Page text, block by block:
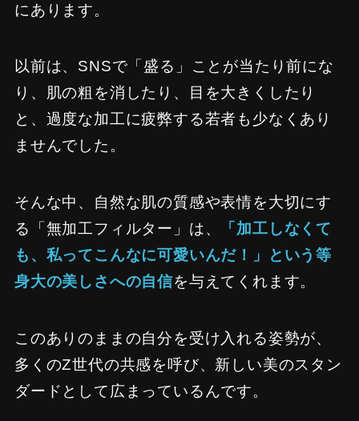
にあります。
以前は、SNSで「盛る」ことが当たり前にな
り、肌の粗を消したり、目を大きくしたり
と、過度な加工に疲弊する若者も少なくあり
ませんでした。
そんな中、自然な肌の質感や表情を大切にす
る「無加工フィルター」は、
「加工しなくて
も、私ってこんなに可愛いんだ！」という等
身大の美しさへの自信を与えてくれます。
このありのままの自分を受け入れる姿勢が、
多くのZ世代の共感を呼び、新しい美のスタン
ダードとして広まっているんです。